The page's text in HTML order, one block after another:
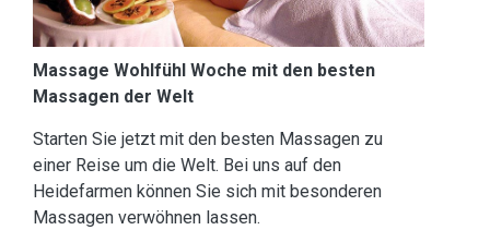
Massage Wohlfühl Woche mit den besten
Massagen der Welt
Starten Sie jetzt mit den besten Massagen zu
einer Reise um die Welt. Bei uns auf den
Heidefarmen können Sie sich mit besonderen
Massagen verwöhnen lassen.